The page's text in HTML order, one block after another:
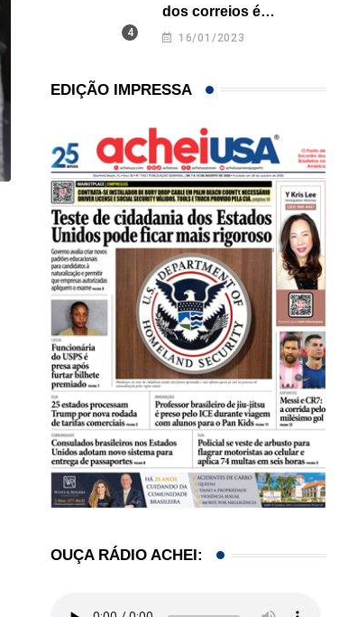
BRASIL,ESTADOS UNIDOS
Peças de armas saíam da Flórida para o...
05/08/2026
dos correios é
assassinada a facadas
16/01/2023
EDIÇÃO IMPRESSA
OUÇA RÁDIO ACHEI: